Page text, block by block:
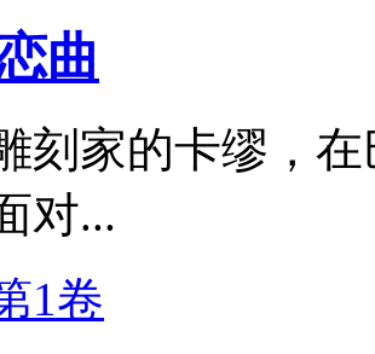
曲
刻家的卡缪，
对...
1卷